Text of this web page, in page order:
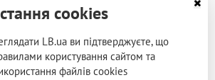
cookies
LB.ua ви підтверджуєте, що
користування сайтом та
файлів cookies